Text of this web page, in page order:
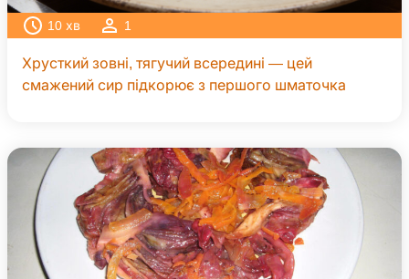
10 хв 1
Хрусткий зовні, тягучий всередині — цей
смажений сир підкорює з першого шматочка